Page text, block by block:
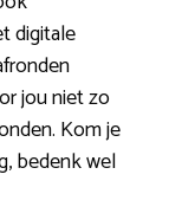
digitale
jou niet zo
Kom je
bedenk wel